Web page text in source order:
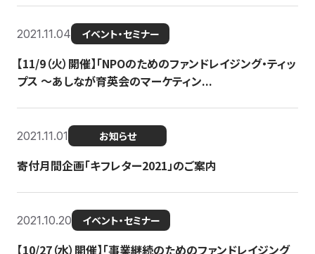
2021.11.04 イベント・セミナー
【11/9（火）開催】「NPOのためのファンドレイジング・ティッ
プス 〜あしなが育英会のマーケティン...
2021.11.01 お知らせ
寄付月間企画「キフレター2021」のご案内
2021.10.20 イベント・セミナー
【10/27（水）開催】「事業継続のためのファンドレイジング